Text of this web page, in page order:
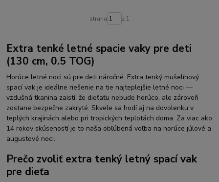
strana z 1
Extra tenké letné spacie vaky pre deti
(130 cm, 0.5 TOG)
Horúce letné noci sú pre deti náročné. Extra tenký mušelínový
spací vak je ideálne riešenie na tie najteplejšie letné noci —
vzdušná tkanina zaistí, že dieťaťu nebude horúco, ale zároveň
zostane bezpečne zakryté. Skvele sa hodí aj na dovolenku v
teplých krajinách alebo pri tropických teplotách doma. Za viac ako
14 rokov skúseností je to naša obľúbená voľba na horúce júlové a
augustové noci.
Prečo zvoliť extra tenký letný spací vak
pre dieťa